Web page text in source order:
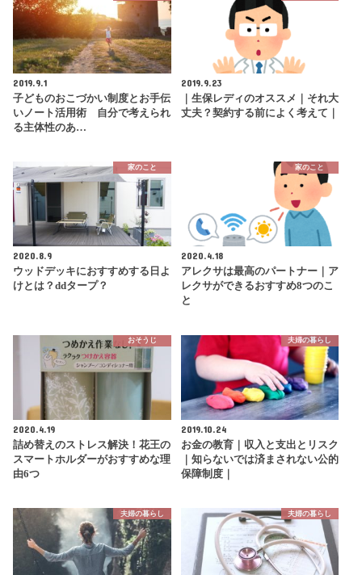
2019.9.1
子どものおこづかい制度とお手伝
いノート活用術 自分で考えられ
る主体性のあ…
2019.9.23
｜生保レディのオススメ｜それ大
丈夫？契約する前によく考えて｜
家のこと
2020.8.9
ウッドデッキにおすすめする日よ
けとは？ddタープ？
家のこと
2020.4.18
アレクサは最高のパートナー｜ア
レクサができるおすすめ8つのこ
と
おそうじ
2020.4.19
詰め替えのストレス解決！花王の
スマートホルダーがおすすめな理
由6つ
夫婦の暮らし
2019.10.24
お金の教育｜収入と支出とリスク
｜知らないでは済まされない公的
保障制度｜
夫婦の暮らし 夫婦の暮らし